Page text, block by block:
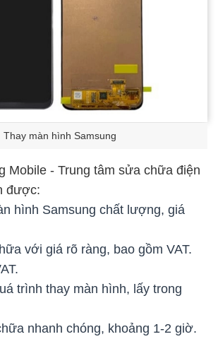
Thay màn hình Samsung
Mobile - Trung tâm sửa chữa điện
được:
hình Samsung chất lượng, giá
với giá rõ ràng, bao gồm VAT.
trình thay màn hình, lấy trong
nhanh chóng, khoảng 1-2 giờ.